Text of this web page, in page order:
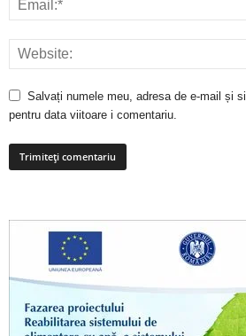
Salvați numele meu, adresa de e-mail și
pentru data viitoare i comentariu.